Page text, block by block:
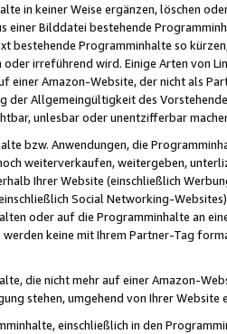
in keiner Weise ergänzen, löschen
einer Bilddatei bestehende
bestehende Programminhalte so
irreführend wird. Einige Arten von
einer Amazon-Website, der nicht als
der Allgemeingültigkeit des
unlesbar oder unentzifferbar
bzw. Anwendungen, die
weiterverkaufen, weitergeben,
Ihrer Website (einschließlich
Social Networking-
oder auf die Programminhalte an
keine mit Ihrem Partner-Tag
die nicht mehr auf einer Amazon-
stehen, umgehend von Ihrer
einschließlich in den